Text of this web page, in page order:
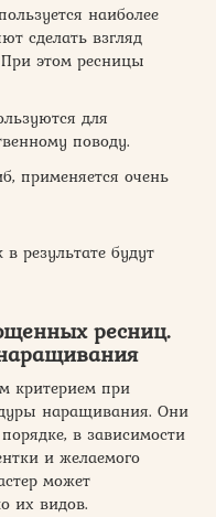
наиболее
сделать взгляд
этом ресницы
для
поводу.
применяется очень
результате будут
ресниц.
критерием при
наращивания. Они
в зависимости
и желаемого
может
их видов.